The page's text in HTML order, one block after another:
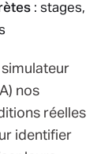
: stages,
simulateur
nos
réelles
identifier